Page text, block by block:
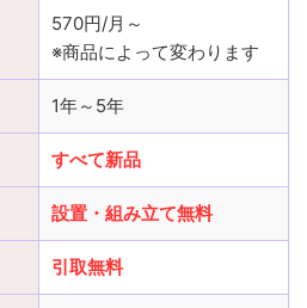
570円/月～
※商品によって変わります
1年～5年
すべて新品
設置 ・ 組み立て無料
引取無料